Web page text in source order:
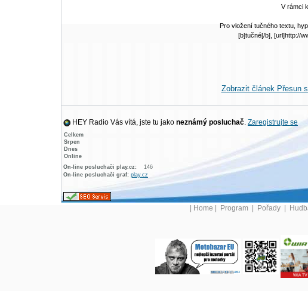
V rámci
Pro vložení tučného textu,
[b]tučné[/b], [url]http://
Zobrazit článek Přesun
HEY Radio Vás vítá, jste tu jako neznámý posluchač. Zaregistrujte se
Celkem
Srpen
Dnes
Online
On-line posluchači play.cz:
146
On-line posluchači graf: play.cz
Home Program Pořady